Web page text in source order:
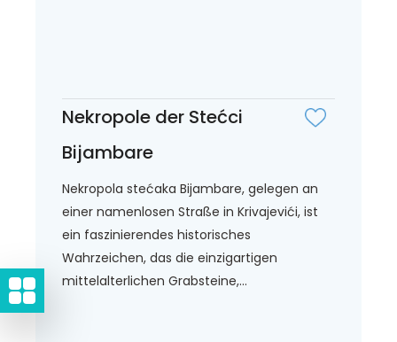
Nekropole der Stećci
Bijambare
Nekropola stećaka Bijambare, gelegen an
einer namenlosen Straße in Krivajevići, ist
ein faszinierendes historisches
Wahrzeichen, das die einzigartigen
mittelalterlichen Grabsteine,...